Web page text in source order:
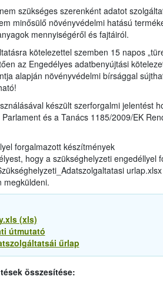
szükséges szerenként adatot
minősülő növényvédelmi hatású
mennyiségéről és fajtáiról.
kötelezettel szemben 15 napos
az Engedélyes adatbenyújtási
alapján növényvédelmi bírsággal
készült szerforgalmi jelentést
és a Tanács 1185/2009/EK
forgalmazott készítmények
hogy a szükséghelyzeti engedéllyel
megküldeni.
(xls)
útmutató
űrlap
összesítése: